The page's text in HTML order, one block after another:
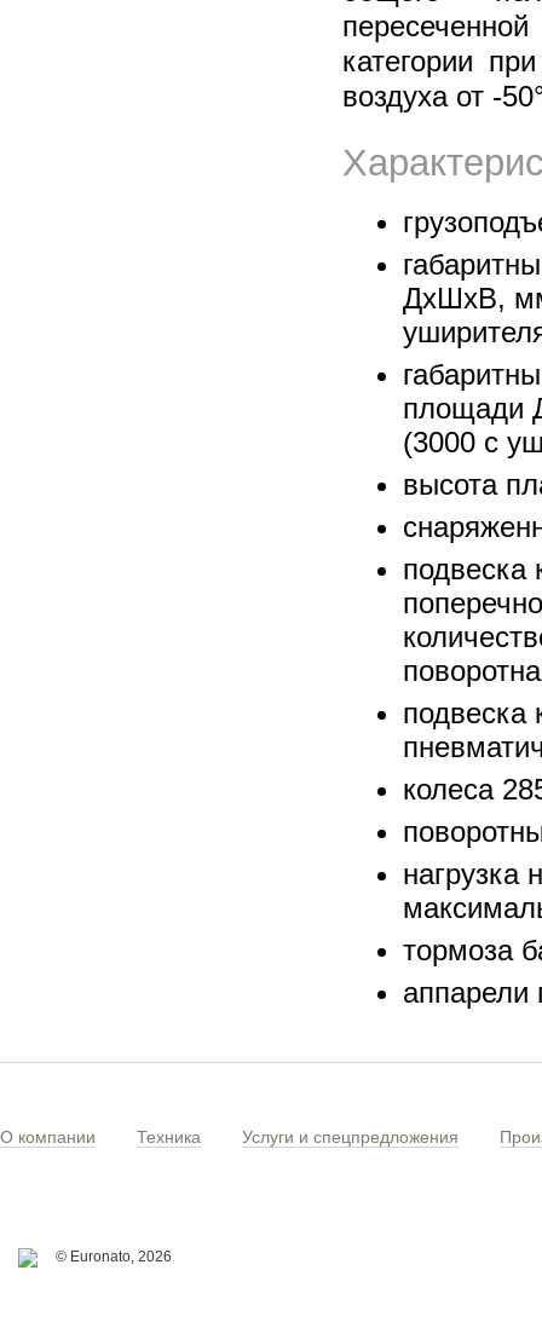
категории
воздуха от -
ДхШхВ,
площади
(3000 с
высота
подвеска
подвеска
колеса
нагрузка
тормоза
аппарели
О компании Техника Услуги и спецпредложения
© Euronato, 2026